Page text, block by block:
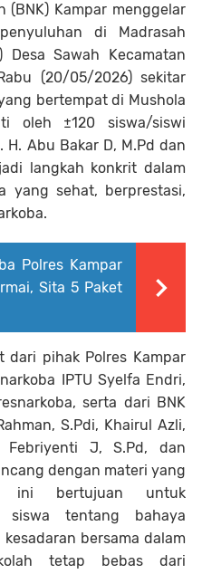
(BNK) Kampar menggelar
di Madrasah
Desa Sawah Kecamatan
(20/05/2026) sekitar
bertempat di Mushola
oleh ±120 siswa/siswi
H. Abu Bakar D, M.Pd dan
langkah konkrit dalam
yang sehat, berprestasi,
Polres Kampar
Sita 5 Paket
dari pihak Polres Kampar
IPTU Syelfa Endri,
serta dari BNK
S.Pdi, Khairul Azli,
Febriyenti J, S.Pd, dan
dengan materi yang
ini bertujuan untuk
siswa tentang bahaya
bersama dalam
tetap bebas dari